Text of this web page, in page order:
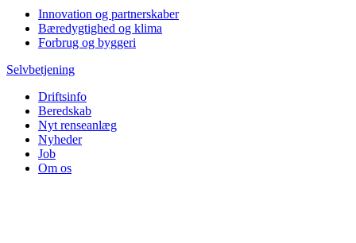
Innovation og partnerskaber
Bæredygtighed og klima
Forbrug og byggeri
Selvbetjening
Driftsinfo
Beredskab
Nyt renseanlæg
Nyheder
Job
Om os